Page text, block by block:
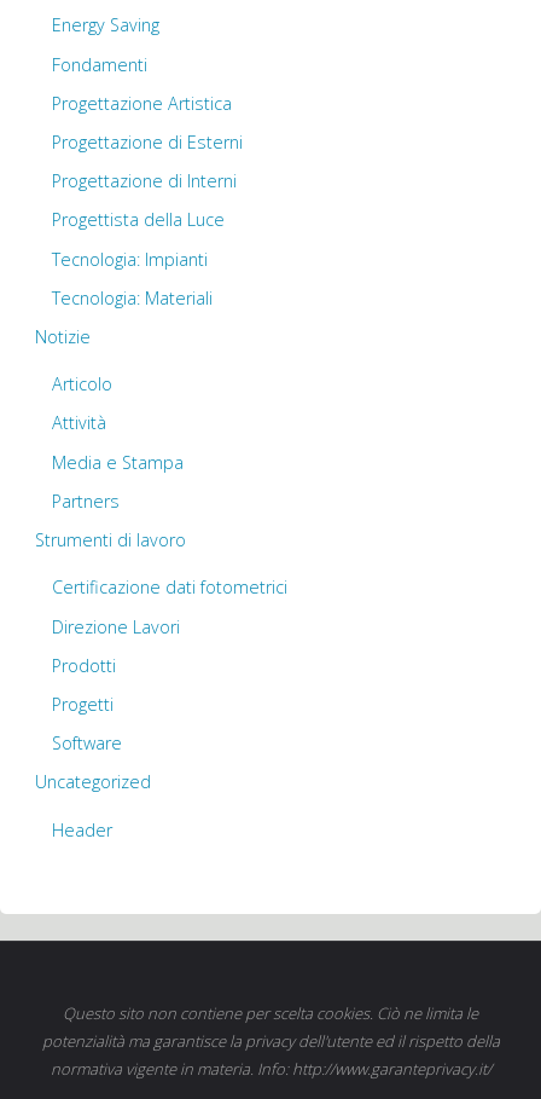
Energy Saving
Fondamenti
Progettazione Artistica
Progettazione di Esterni
Progettazione di Interni
Progettista della Luce
Tecnologia: Impianti
Tecnologia: Materiali
Notizie
Articolo
Attività
Media e Stampa
Partners
Strumenti di lavoro
Certificazione dati fotometrici
Direzione Lavori
Prodotti
Progetti
Software
Uncategorized
Header
Questo sito non contiene per scelta cookies. Ciò ne limita le
potenzialità ma garantisce la privacy dell'utente ed il rispetto della
normativa vigente in materia. Info: http://www.garanteprivacy.it/